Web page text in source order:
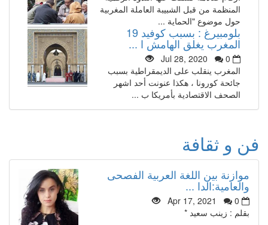
المنظمة من قبل الشبيبة العاملة المغربية
حول موضوع "الحماية ...
بلومبيرغ : بسبب كوفيد 19
المغرب يغلق الهامش ا ...
Jul 28, 2020
0
المغرب ينقلب على الديمقراطية بسبب
جائحة كورونا ، هكذا عنونت أحد اشهر
الصحف الاقتصادية بأمريكا ب ...
فن و ثقافة
موازنة بين اللغة العربية الفصحى
والعامية:الدا ...
Apr 17, 2021
0
بقلم : زينب سعيد *